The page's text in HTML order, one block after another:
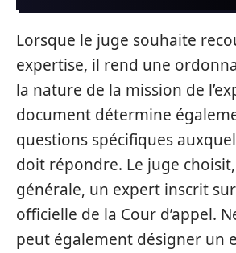
Lorsque le juge souhaite
expertise, il rend une
la nature de la mission de
document détermine
questions spécifiques
doit répondre. Le juge
générale, un expert inscrit
officielle de la Cour d’appel.
peut également désigner un